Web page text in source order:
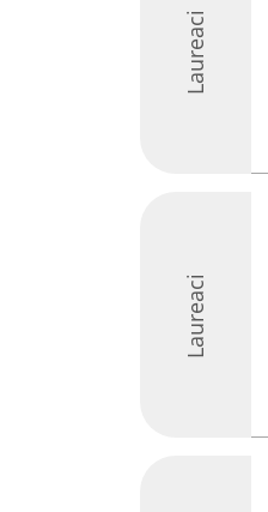
Laureaci
Laureaci